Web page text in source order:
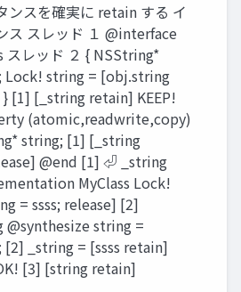
ンスを確実に retain する イ
ス スレッド １ @interface
スレッド ２ { NSString*
Lock! string = [obj.string
[1] [_string retain] KEEP!
(atomic,readwrite,copy)
string; [1] [_string
@end [1] ⏎ _string
MyClass Lock!
= ssss; release] [2]
@synthesize string =
[2] _string = [ssss retain]
[3] [string retain]